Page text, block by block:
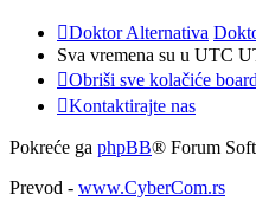
Doktor Alternativa
Sva vremena su u UTC
Obriši sve kolačiće
Kontaktirajte nas
Pokreće ga phpBB® Forum
Prevod - www.CyberCom.rs